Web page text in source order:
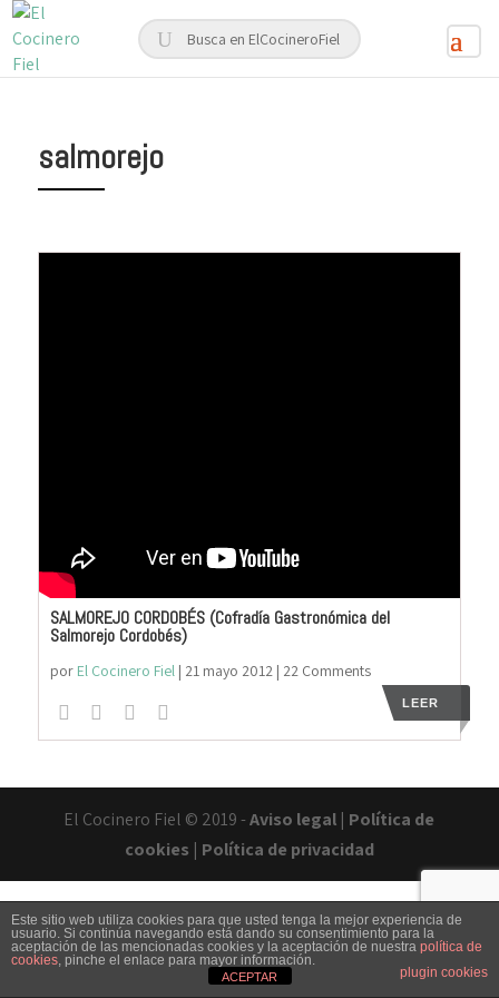
salmorejo
SALMOREJO CORDOBÉS (Cofradía Gastronómica del
Salmorejo Cordobés)
por El Cocinero Fiel| 21 mayo 2012| 22 Comments
LEER
El Cocinero Fiel © 2019 -Aviso legal | Política de
cookies | Política de privacidad
Txaber Allué Redes sociales Contacto
Este sitio web utiliza cookies para que usted tenga la mejor experiencia de
usuario. Si continúa navegando está dando su consentimiento para la
aceptación de las mencionadas cookies y la aceptación de nuestra política de
cookies, pinche el enlace para mayor información.
plugin cookies
ACEPTAR